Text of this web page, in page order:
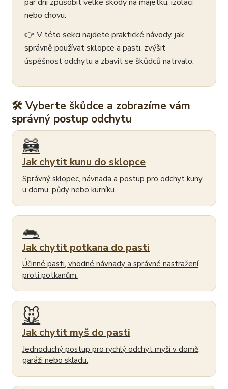
nebo chovu.
👉 V této sekci najdete praktické návody, jak
správně používat sklopce a pasti, zvýšit
úspěšnost odchytu a zbavit se škůdců natrvalo.
🛠 Vyberte škůdce a zobrazíme vám
správný postup odchytu
🦝
Jak chytit kunu do sklopce
Správný sklopec, návnada a postup pro odchyt kuny
u domu, půdy nebo kurníku.
🐀
Jak chytit potkana do pasti
Účinné pasti, vhodné návnady a správné nastražení
proti potkanům.
🐭
Jak chytit myš do pasti
Jednoduchý postup pro rychlý odchyt myší v domě,
garáži nebo skladu.